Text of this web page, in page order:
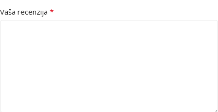
Vaša recenzija *